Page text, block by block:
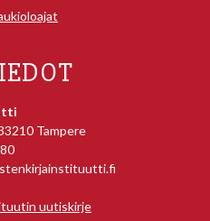
Tampere
uutiskirje